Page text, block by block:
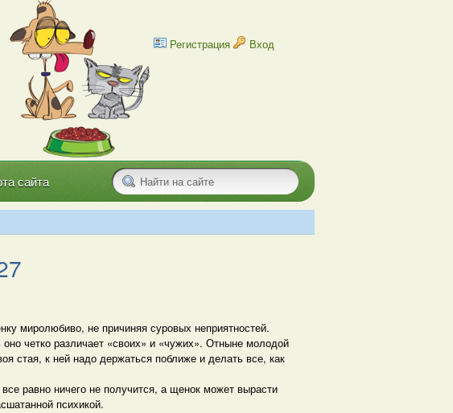
Регистрация Вход
сайта
миролюбиво, не причиняя суровых неприятностей.
четко различает «своих» и «чужих». Отныне молодой
стая, к ней надо держаться поближе и делать все, как
равно ничего не получится, а щенок может вырасти
психикой.